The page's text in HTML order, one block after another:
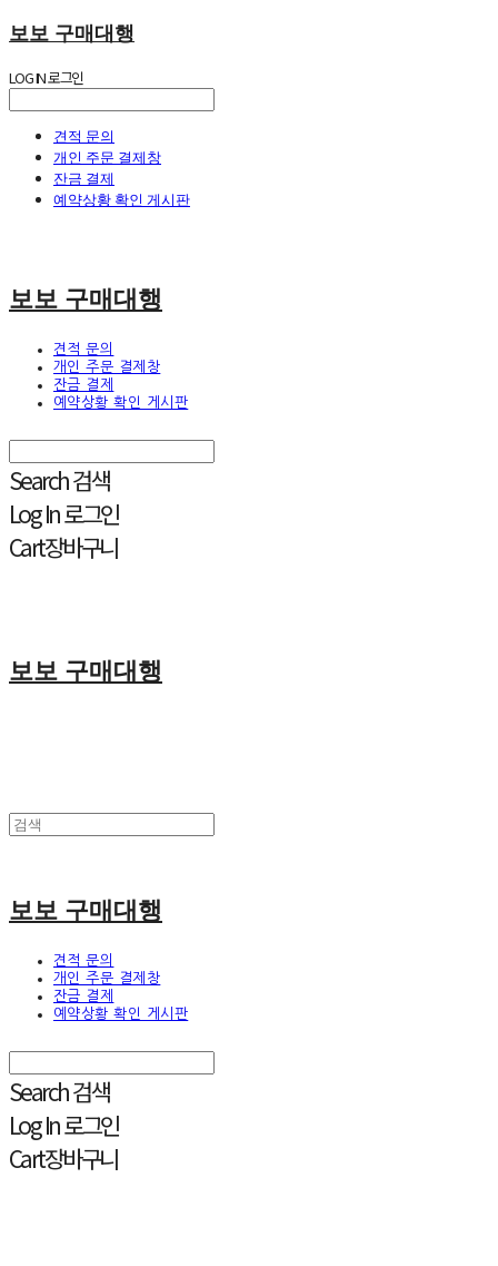
보보 구매대행
LOG IN로그인
견적 문의
개인 주문 결제창
잔금 결제
예약상황 확인 게시판
보보 구매대행
견적 문의
개인 주문 결제창
잔금 결제
예약상황 확인 게시판
Search검색
Log In로그인
Cart장바구니
보보 구매대행
보보 구매대행
견적 문의
개인 주문 결제창
잔금 결제
예약상황 확인 게시판
Search검색
Log In로그인
Cart장바구니